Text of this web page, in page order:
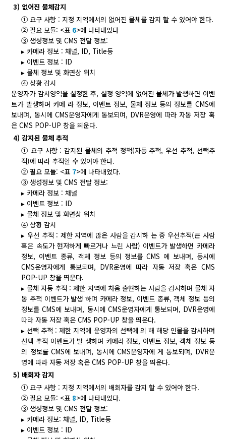
3) 없어진 물체감지
① 요구 사항 : 지정 지역에서의 없어진 물체를 감지 할 수 있어야 한다.
② 필요 모듈: <표 6>에 나타내었다
③ 생성정보 및 CMS 전달 정보:
▸ 카메라 정보 : 채널, ID, Title등
▸ 이벤트 정보 : ID
▸ 물체 정보 및 화면상 위치
④ 상황 감시
운영자가 감시영역을 설정한 후, 설정 영역에 없어진 물체가 발생하면 이벤
트가 발생하며 카메 라 정보, 이벤트 정보, 물체 정보 등의 정보를 CMS에
보내며, 동시에 CMS운영자에게 통보되며, DVR운영에 따라 자동 저장 혹
은 CMS POP-UP 창을 띄운다.
4) 감지된 물체 추적
① 요구 사항 : 감지된 물체의 추적 정책(자동 추적, 우선 추적, 선택추
적)에 따라 추적할 수 있어야 한다.
② 필요 모듈: <표 7>에 나타내었다.
③ 생성정보 및 CMS 전달 정보:
▸ 카메라 정보 : 채널
▸ 이벤트 정보 : ID
▸ 물체 정보 및 화면상 위치
④ 상황 감시
▸ 우선 추적 : 제한 지역에 많은 사람을 감시하 는 중 우선추적(큰 사람
혹은 속도가 현저하게 빠르거나 느린 사람) 이벤트가 발생하면 카메라
정보, 이벤트 종류, 객체 정보 등의 정보를 CMS 에 보내며, 동시에
CMS운영자에게 통보되며, DVR운영에 따라 자동 저장 혹은 CMS
POP-UP 창을 띄운다.
▸ 물체 자동 추적 : 제한 지역에 처음 출현하는 사람을 감시하며 물체 자
동 추적 이벤트가 발생 하며 카메라 정보, 이벤트 종류, 객체 정보 등의
정보를 CMS에 보내며, 동시에 CMS운영자에게 통보되며, DVR운영에
따라 자동 저장 혹은 CMS POP-UP 창을 띄운다.
▸ 선택 추적 : 제한 지역에 운영자의 선택에 의 해 해당 인물을 감시하며
선택 추적 이벤트가 발 생하며 카메라 정보, 이벤트 정보, 객체 정보 등
의 정보를 CMS에 보내며, 동시에 CMS운영자에 게 통보되며, DVR운
영에 따라 자동 저장 혹은 CMS POP-UP 창을 띄운다.
5) 배회자 감지
① 요구 사항 : 지정 지역에서의 배회자를 감지 할 수 있어야 한다.
② 필요 모듈: <표 8>에 나타내었다.
③ 생성정보 및 CMS 전달 정보:
▸ 카메라 정보: 채널, ID, Title등
▸ 이벤트 정보 : ID